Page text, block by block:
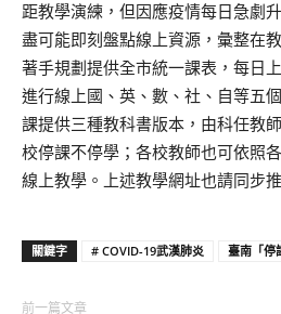
距教學演練，但因應疫情每日急劇
盡可能即刻盤點線上資源，彙整在
著手規劃提供全市統一課表，每日
進行線上國、英、數、社、自等五
課提供三種教科書版本，由科任教
校停課不停學；各校教師也可依照
線上教學。上述教學網址也請同步
關鍵字 # COVID-19武漢肺炎 臺南「停
前一篇文章